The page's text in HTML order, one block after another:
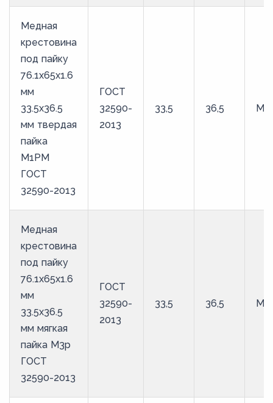
Медная
крестовина
под пайку
76.1х65х1.6
мм
33.5х36.5
мм твердая
пайка
М1РМ
ГОСТ
32590-2013
ГОСТ
32590-
2013
33,5 36,5
Медная
крестовина
под пайку
76.1х65х1.6
мм
33.5х36.5
мм мягкая
пайка М3р
ГОСТ
32590-2013
ГОСТ
32590-
2013
33,5 36,5